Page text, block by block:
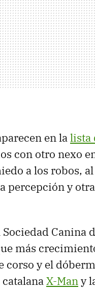
en lalista
con otro nexo
a los robos, al
percepción y
Canina
más
corso y el
X-Many